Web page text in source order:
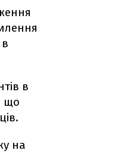
в
що
на